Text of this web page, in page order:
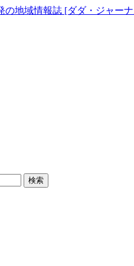
の地域情報誌 [ダダ・ジャー